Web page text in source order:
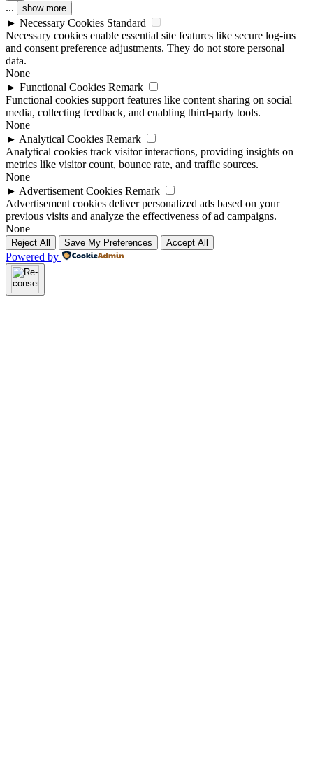
... show more
► Necessary Cookies Standard
Necessary cookies enable essential site features like secure log-ins
and consent preference adjustments. They do not store personal
data.
None
► Functional Cookies Remark
Functional cookies support features like content sharing on social
media, collecting feedback, and enabling third-party tools.
None
► Analytical Cookies Remark
Analytical cookies track visitor interactions, providing insights on
metrics like visitor count, bounce rate, and traffic sources.
None
► Advertisement Cookies Remark
Advertisement cookies deliver personalized ads based on your
previous visits and analyze the effectiveness of ad campaigns.
None
Reject All Save My Preferences Accept All
Powered by